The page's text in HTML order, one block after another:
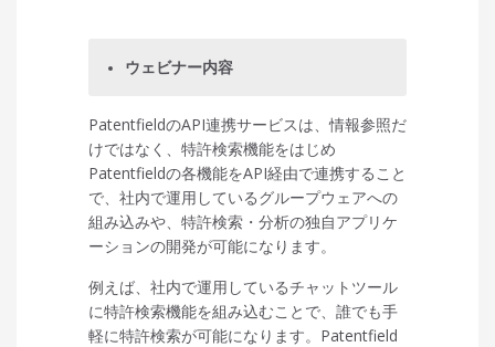
ウェビナー内容
PatentfieldのAPI連携サービスは、情報参照だ
けではなく、特許検索機能をはじめ
Patentfieldの各機能をAPI経由で連携すること
で、社内で運用しているグループウェアへの
組み込みや、特許検索・分析の独自アプリケ
ーションの開発が可能になります。
例えば、社内で運用しているチャットツール
に特許検索機能を組み込むことで、誰でも手
軽に特許検索が可能になります。Patentfield